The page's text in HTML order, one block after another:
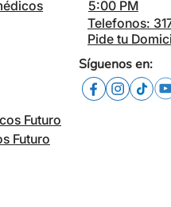
Futuro
Futuro
5:00 PM
Telefonos:
Pide tu
Síguenos en: